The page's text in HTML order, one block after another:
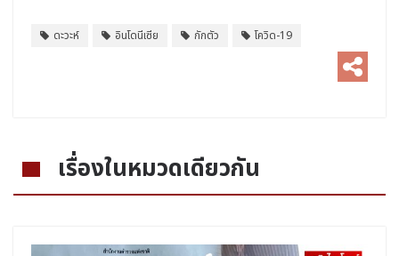
ดะวะห์ อินโดนีเซีย กักตัว โควิด-19
เรื่องในหมวดเดียวกัน